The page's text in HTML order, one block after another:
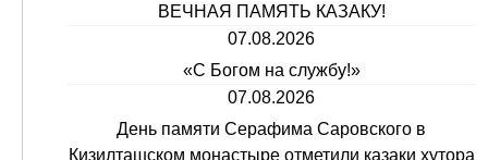
ВЕЧНАЯ ПАМЯТЬ КАЗАКУ!
07.08.2026
«С Богом на службу!»
07.08.2026
День памяти Серафима Саровского в
Кизилташском монастыре отметили казаки хутора